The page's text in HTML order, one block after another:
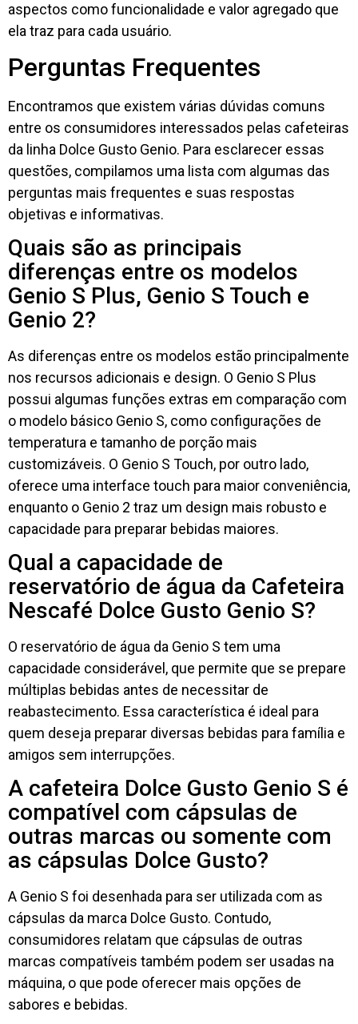
aspectos como funcionalidade e valor agregado que
ela traz para cada usuário.
Perguntas Frequentes
Encontramos que existem várias dúvidas comuns
entre os consumidores interessados pelas cafeteiras
da linha Dolce Gusto Genio. Para esclarecer essas
questões, compilamos uma lista com algumas das
perguntas mais frequentes e suas respostas
objetivas e informativas.
Quais são as principais
diferenças entre os modelos
Genio S Plus, Genio S Touch e
Genio 2?
As diferenças entre os modelos estão principalmente
nos recursos adicionais e design. O Genio S Plus
possui algumas funções extras em comparação com
o modelo básico Genio S, como configurações de
temperatura e tamanho de porção mais
customizáveis. O Genio S Touch, por outro lado,
oferece uma interface touch para maior conveniência,
enquanto o Genio 2 traz um design mais robusto e
capacidade para preparar bebidas maiores.
Qual a capacidade de
reservatório de água da Cafeteira
Nescafé Dolce Gusto Genio S?
O reservatório de água da Genio S tem uma
capacidade considerável, que permite que se prepare
múltiplas bebidas antes de necessitar de
reabastecimento. Essa característica é ideal para
quem deseja preparar diversas bebidas para família e
amigos sem interrupções.
A cafeteira Dolce Gusto Genio S é
compatível com cápsulas de
outras marcas ou somente com
as cápsulas Dolce Gusto?
A Genio S foi desenhada para ser utilizada com as
cápsulas da marca Dolce Gusto. Contudo,
consumidores relatam que cápsulas de outras
marcas compatíveis também podem ser usadas na
máquina, o que pode oferecer mais opções de
sabores e bebidas.